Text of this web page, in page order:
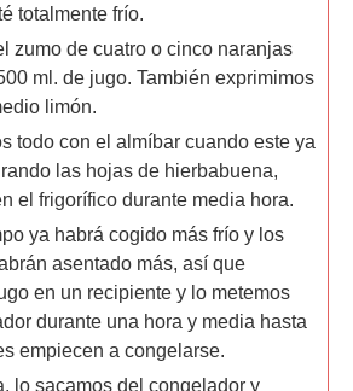
totalmente frío.
zumo de cuatro o cinco naranjas
ml. de jugo. También exprimimos
limón.
todo con el almíbar cuando este ya
las hojas de hierbabuena,
el frigorífico durante media hora.
ya habrá cogido más frío y los
asentado más, así que
en un recipiente y lo metemos
durante una hora y media hasta
empiecen a congelarse.
lo sacamos del congelador y